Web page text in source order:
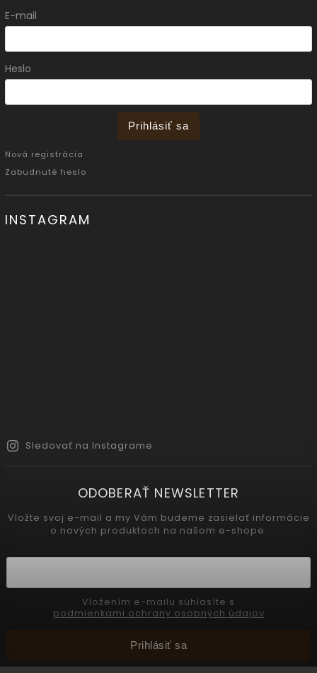
E-mail
Heslo
Prihlásiť sa
Nová registrácia
Zabudnuté heslo
INSTAGRAM
Sledovať na Instagrame
ODOBERAŤ NEWSLETTER
Vložte svoj e-mail a my Vám budeme zasielať informácie
o nových produktoch na našom e-shope.
podmienkami ochrany osobných údajov
Prihlásiť sa